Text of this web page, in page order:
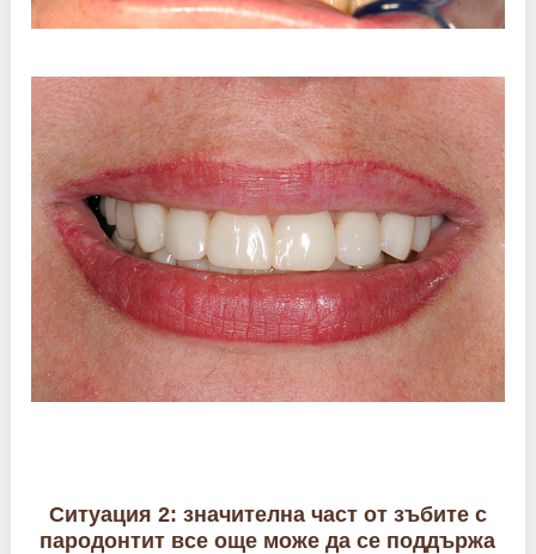
Ситуация 2: значителна част от зъбите с
пародонтит все още може да се поддържа